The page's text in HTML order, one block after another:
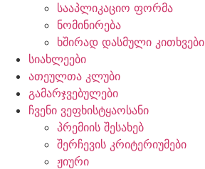
სააპლიკაციო ფორმა
ნომინირება
ხშირად დასმული კითხვები
სიახლეები
ათეულთა კლუბი
გამარჯვებულები
ჩვენი ვეფხისტყაოსანი
პრემიის შესახებ
შერჩევის კრიტერიუმები
ჟიური